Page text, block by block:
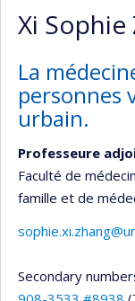
Xi Sophie
La
personnes
urbain.
Professeure
Faculté de
famille et de
Secondary